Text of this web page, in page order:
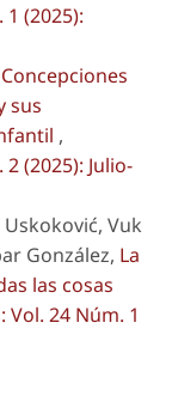
(2025):
Concepciones
sus
,
(2025): Julio-
Vuk
González, La
las cosas
24 Núm. 1